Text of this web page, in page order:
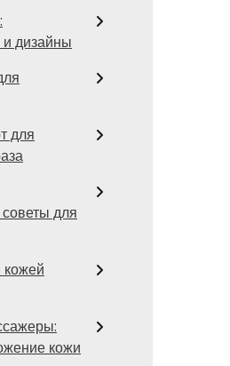
и дизайны
для
для
кожей
кожи